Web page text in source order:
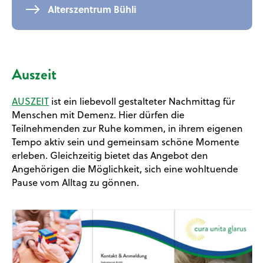
Alterszentrum Bühli
Auszeit
AUSZEIT ist ein liebevoll gestalteter Nachmittag für
Menschen mit Demenz. Hier dürfen die
Teilnehmenden zur Ruhe kommen, in ihrem eigenen
Tempo aktiv sein und gemeinsam schöne Momente
erleben. Gleichzeitig bietet das Angebot den
Angehörigen die Möglichkeit, sich eine wohltuende
Pause vom Alltag zu gönnen.